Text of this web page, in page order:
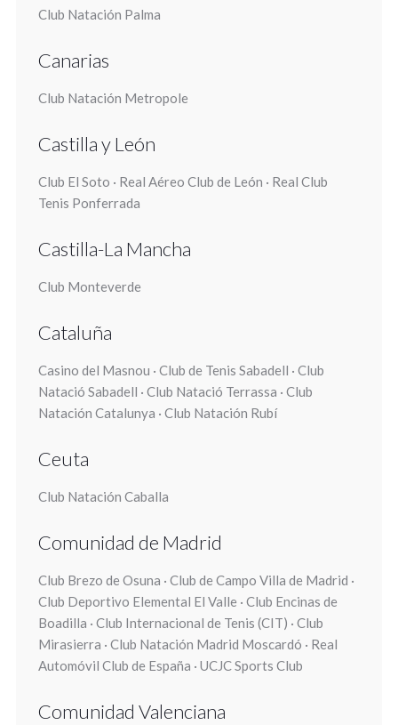
Club Natación Palma
Canarias
Club Natación Metropole
Castilla y León
Club El Soto · Real Aéreo Club de León · Real Club
Tenis Ponferrada
Castilla-La Mancha
Club Monteverde
Cataluña
Casino del Masnou · Club de Tenis Sabadell · Club
Natació Sabadell · Club Natació Terrassa · Club
Natación Catalunya · Club Natación Rubí
Ceuta
Club Natación Caballa
Comunidad de Madrid
Club Brezo de Osuna · Club de Campo Villa de Madrid ·
Club Deportivo Elemental El Valle · Club Encinas de
Boadilla · Club Internacional de Tenis (CIT) · Club
Mirasierra · Club Natación Madrid Moscardó · Real
Automóvil Club de España · UCJC Sports Club
Comunidad Valenciana